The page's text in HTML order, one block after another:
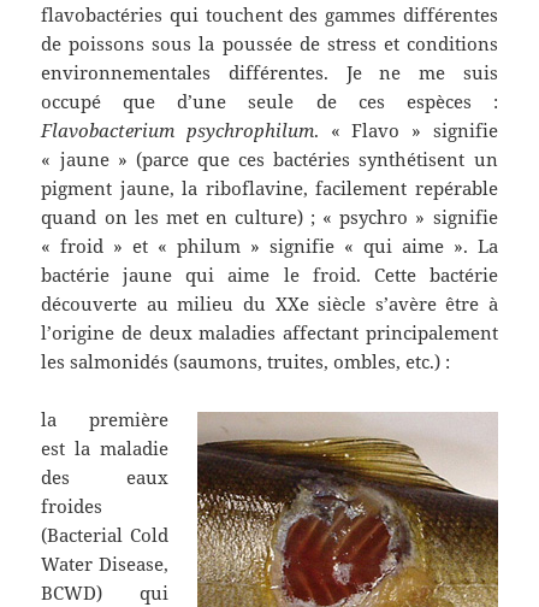
flavobactéries qui touchent des gammes différentes
de poissons sous la poussée de stress et conditions
environnementales différentes. Je ne me suis
occupé que d’une seule de ces espèces :
Flavobacterium psychrophilum. « Flavo » signifie
« jaune » (parce que ces bactéries synthétisent un
pigment jaune, la riboflavine, facilement repérable
quand on les met en culture) ; « psychro » signifie
« froid » et « philum » signifie « qui aime ». La
bactérie jaune qui aime le froid. Cette bactérie
découverte au milieu du XXe siècle s’avère être à
l’origine de deux maladies affectant principalement
les salmonidés (saumons, truites, ombles, etc.) :
la première
est la maladie
des eaux
froides
(Bacterial Cold
Water Disease,
BCWD) qui